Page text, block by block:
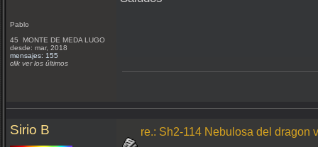
Pablo
45 MONTE DE MEDA LUGO
desde: mar, 2018
mensajes: 155
clik ver los últimos
Sirio B re.: Sh2-114 Nebulosa del dragon